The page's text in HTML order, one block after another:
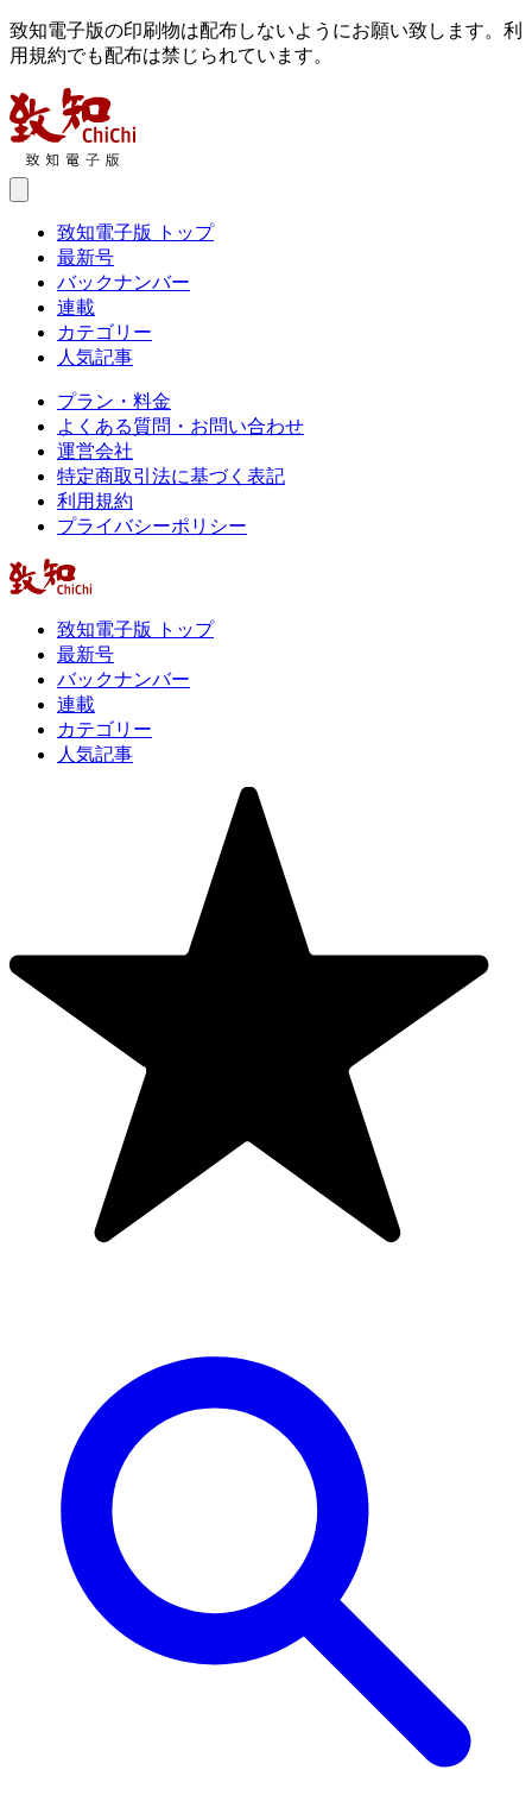
致知電子版の印刷物は配布しないようにお願い致します。利
用規約でも配布は禁じられています。
致知電子版 トップ
最新号
バックナンバー
連載
カテゴリー
人気記事
プラン・料金
よくある質問・お問い合わせ
運営会社
特定商取引法に基づく表記
利用規約
プライバシーポリシー
致知電子版 トップ
最新号
バックナンバー
連載
カテゴリー
人気記事